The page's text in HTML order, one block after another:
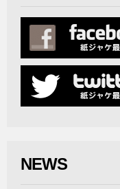
NEWS